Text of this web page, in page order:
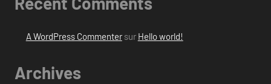
A WordPress Commentersur Hello world!
Archives